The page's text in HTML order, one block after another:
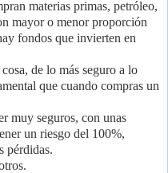
materias primas, petróleo,
mayor o menor proporción
fondos que invierten en
de lo más seguro a lo
que cuando compras un
muy seguros, con unas
un riesgo del 100%,
pérdidas.